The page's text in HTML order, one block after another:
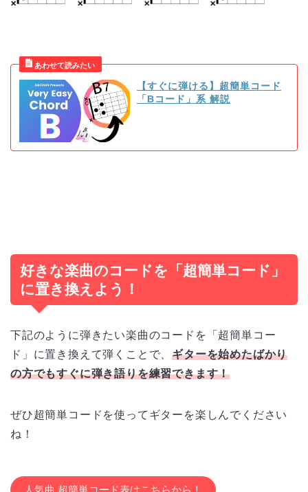
【すぐに弾ける】超簡単コード
「Bコード」系 解説
好きな楽曲のコードを「超簡単コード」
に置き換えよう！
下記のように弾きたい楽曲のコードを「超簡単コー
ド」に置き換えて弾くことで、ギターを始めたばかり
の方でもすぐに弾き語りを練習できます！
ぜひ超簡単コードを使ってギターを楽しんでください
ね！
人気曲 超簡単コード表はこちらから！